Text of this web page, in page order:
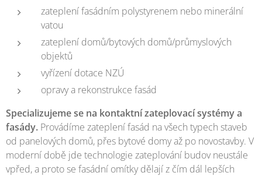
zateplení fasádním polystyrenem nebo minerální
vatou
zateplení domů/bytových domů/průmyslových
objektů
vyřízení dotace NZÚ
opravy a rekonstrukce fasád
Specializujeme se na kontaktní zateplovací systémy a
fasády. Provádíme zateplení fasád na všech typech staveb
od panelových domů, přes bytové domy až po novostavby. V
moderní době jde technologie zateplování budov neustále
vpřed, a proto se fasádní omítky dělají z čím dál lepších